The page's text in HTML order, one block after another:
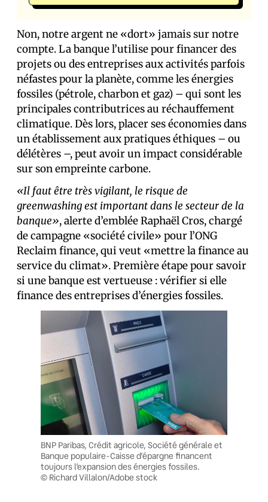
Non, notre argent ne «dort» jamais sur notre
compte. La banque l’utilise pour financer des
projets ou des entreprises aux activités parfois
néfastes pour la planète, comme les énergies
fossiles (pétrole, charbon et gaz) – qui sont les
principales contributrices au réchauffement
climatique. Dès lors, placer ses économies dans
un établissement aux pratiques éthiques – ou
délétères –, peut avoir un impact considérable
sur son empreinte carbone.
«Il faut être très vigilant, le risque de
greenwashing est important dans le secteur de la
banque», alerte d’emblée Raphaël Cros, chargé
de campagne «société civile» pour l’ONG
Reclaim finance, qui veut «mettre la finance au
service du climat». Première étape pour savoir
si une banque est vertueuse : vérifier si elle
finance des entreprises d’énergies fossiles.
BNP Paribas, Crédit agricole, Société générale et
Banque populaire-Caisse d’épargne financent
toujours l’expansion des énergies fossiles.
© Richard Villalon/Adobe stock